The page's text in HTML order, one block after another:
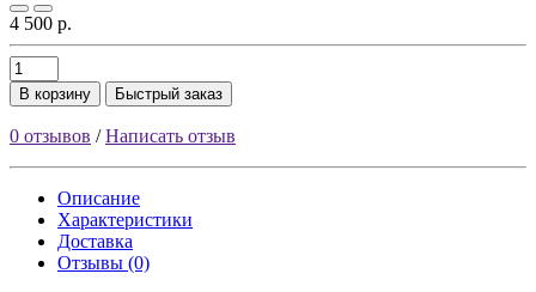
4 500 р.
В корзину Быстрый заказ
0 отзывов /Написать отзыв
Описание
Характеристики
Доставка
Отзывы (0)